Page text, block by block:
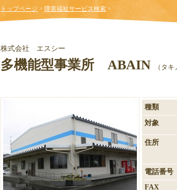
トップページ > 障害福祉サービス検索 >
株式会社 エスシー
多機能型事業所 ABAIN （タ
種類
対象
住所
電話番号
FAX